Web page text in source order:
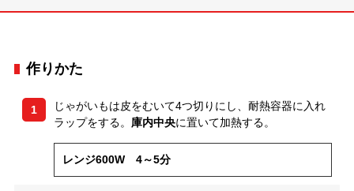
作りかた
1
じゃがいもは皮をむいて4つ切りにし、耐熱容器に入れ
ラップをする。 庫内中央に置いて加熱する。
レンジ600W 4～5分